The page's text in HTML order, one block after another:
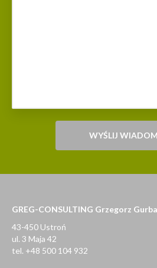
GREG-CONSULTING Grzegorz
43-450 Ustroń
ul. 3 Maja 42
tel. +48 500 104 932